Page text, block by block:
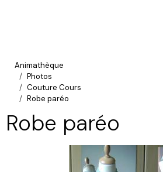
Animathèque
Photos
Couture Cours
Robe paréo
Robe paréo